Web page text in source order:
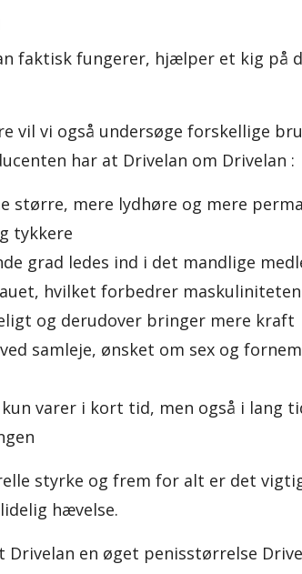
faktisk fungerer, hjælper et kig på
vil vi også undersøge forskellige
har at Drivelan om Drivelan :
større, mere lydhøre og mere
tykkere
grad ledes ind i det mandlige
hvilket forbedrer
og derudover bringer mere kraft
samleje, ønsket om sex og
varer i kort tid, men også i lang
styrke og frem for alt er det
hævelse.
en øget penisstørrelse